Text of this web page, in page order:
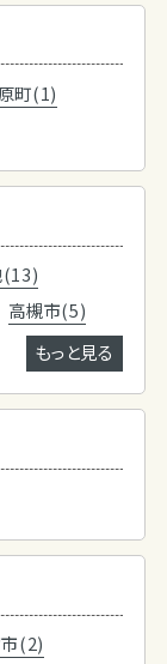
町(1)
(13)
高槻市(5)
もっと見る
(2)